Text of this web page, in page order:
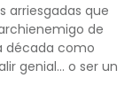
arriesgadas que
de
década como
genial… o ser un